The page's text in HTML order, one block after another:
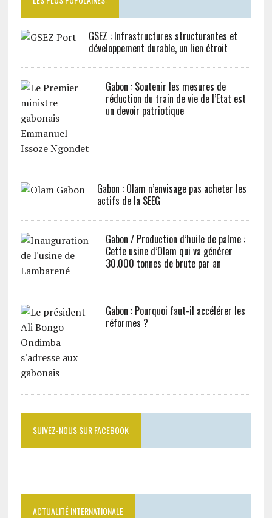
GSEZ : Infrastructures structurantes et
développement durable, un lien étroit
Gabon : Soutenir les mesures de
réduction du train de vie de l’Etat est
un devoir patriotique
Gabon : Olam n’envisage pas acheter les
actifs de la SEEG
Gabon / Production d’huile de palme :
Cette usine d’Olam qui va générer
30.000 tonnes de brute par an
Gabon : Pourquoi faut-il accélérer les
réformes ?
SUIVEZ-NOUS SUR FACEBOOK
ACTUALITÉ INTERNATIONALE